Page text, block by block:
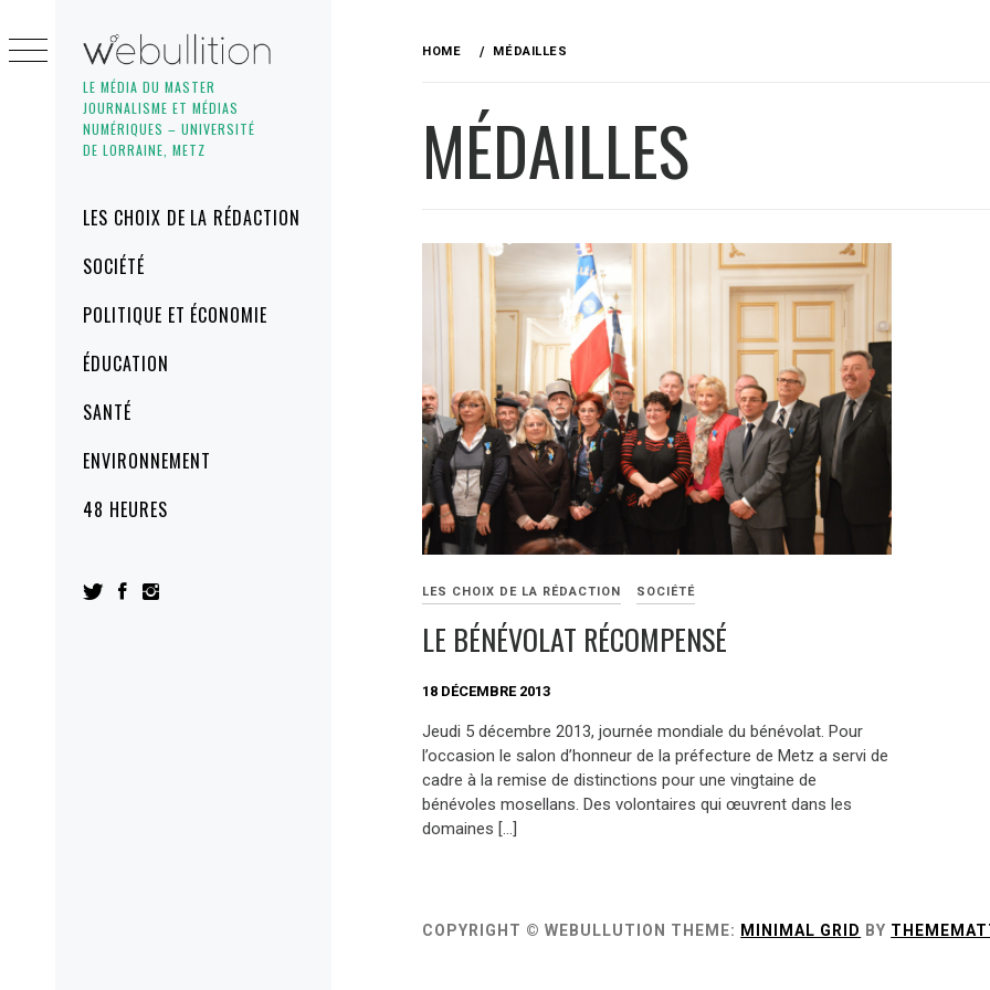
LE MÉDIA DU MASTER
JOURNALISME ET MÉDIAS
NUMÉRIQUES – UNIVERSITÉ
DE LORRAINE, METZ
MenuLES CHOIX DE LA RÉDACTION
SOCIÉTÉ
POLITIQUE ET ÉCONOMIE
ÉDUCATION
SANTÉ
ENVIRONNEMENT
48 HEURES
to
content
HOME MÉDAILLES
MÉDAILLES
LES CHOIX DE LA RÉDACTION SOCIÉTÉ
LE BÉNÉVOLAT RÉCOMPENSÉ
18 DÉCEMBRE 2013
Jeudi 5 décembre 2013, journée mondiale du bénévolat. Pour
l’occasion le salon d’honneur de la préfecture de Metz a servi de
cadre à la remise de distinctions pour une vingtaine de
bénévoles mosellans. Des volontaires qui œuvrent dans les
domaines […]
COPYRIGHT © WEBULLUTION THEME: MINIMAL GRID BY